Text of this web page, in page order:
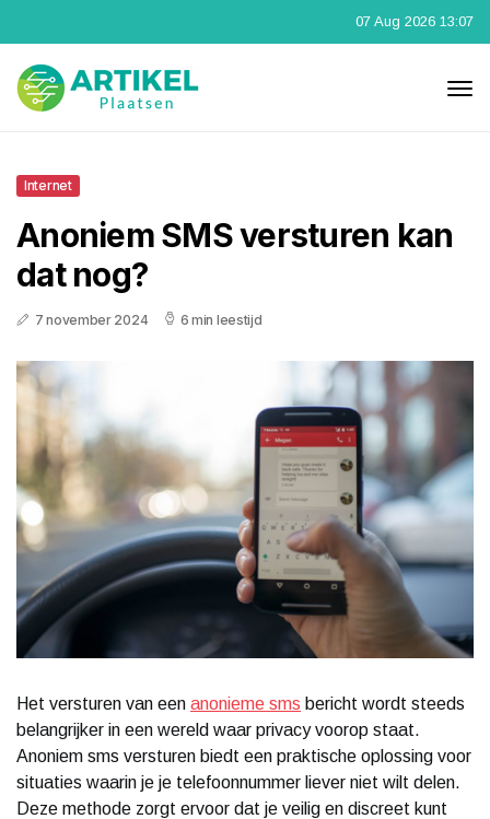
07 Aug 2026 13:07
Internet
Anoniem SMS versturen kan
dat nog?
7 november 2024 6 min leestijd
Het versturen van een anonieme sms bericht wordt steeds
belangrijker in een wereld waar privacy voorop staat.
Anoniem sms versturen biedt een praktische oplossing voor
situaties waarin je je telefoonnummer liever niet wilt delen.
Deze methode zorgt ervoor dat je veilig en discreet kunt